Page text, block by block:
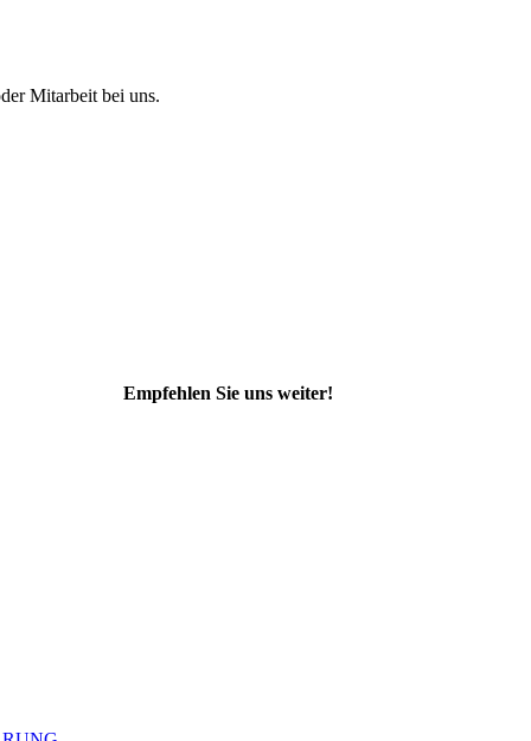
Mitarbeit bei uns.
Empfehlen Sie uns weiter!